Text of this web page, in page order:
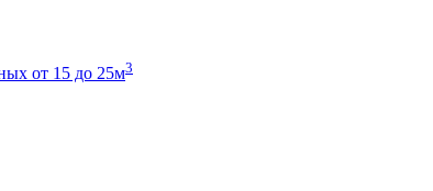
от 15 до 25м3